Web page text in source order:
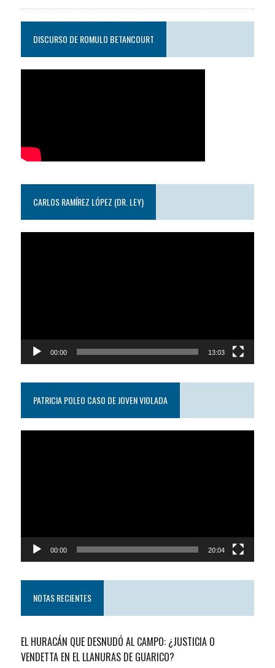
DISCURSO DE ROMULO BETANCOURT
CARLOS RAMÍREZ LÓPEZ (DR. LEY)
00:00 13:03
PATRICIA POLEO CASO DE JOVEN VIOLADA
00:00 20:04
NOTAS RECIENTES
EL HURACÁN QUE DESNUDÓ AL CAMPO: ¿JUSTICIA O
VENDETTA EN EL LLANURAS DE GUARICO?